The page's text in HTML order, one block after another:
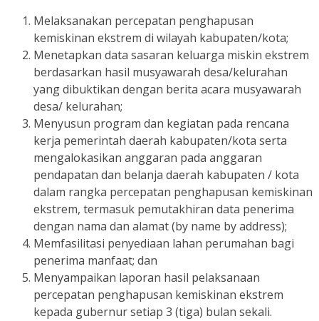
Melaksanakan percepatan penghapusan
kemiskinan ekstrem di wilayah kabupaten/kota;
Menetapkan data sasaran keluarga miskin ekstrem
berdasarkan hasil musyawarah desa/kelurahan
yang dibuktikan dengan berita acara musyawarah
desa/ kelurahan;
Menyusun program dan kegiatan pada rencana
kerja pemerintah daerah kabupaten/kota serta
mengalokasikan anggaran pada anggaran
pendapatan dan belanja daerah kabupaten / kota
dalam rangka percepatan penghapusan kemiskinan
ekstrem, termasuk pemutakhiran data penerima
dengan nama dan alamat (by name by address);
Memfasilitasi penyediaan lahan perumahan bagi
penerima manfaat; dan
Menyampaikan laporan hasil pelaksanaan
percepatan penghapusan kemiskinan ekstrem
kepada gubernur setiap 3 (tiga) bulan sekali.